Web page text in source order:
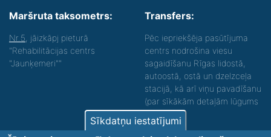
Maršruta taksometrs:
Nr.5 , jāizkāpj pieturā
"Rehabilitācijas centrs
"Jaunķemeri""
Transfers:
Pēc iepriekšēja pasūtījuma
centrs nodrošina viesu
sagaidīšanu Rīgas lidostā,
autoostā, ostā un dzelzceļa
stacijā, kā arī viņu pavadīšanu
(par sīkākām detaļām lūgums
zvanīt).
Sīkdatņu iestatījumi